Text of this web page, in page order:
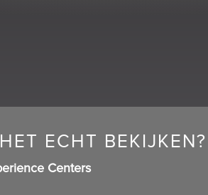
ECHT BEKIJKEN?
Centers